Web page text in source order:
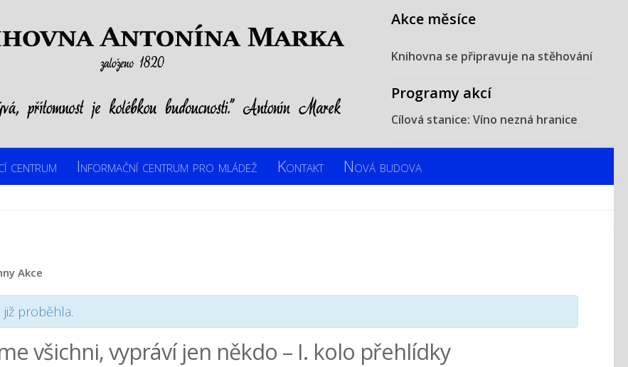
Akce měsíce
Knihovna se připravuje na stěhování
Programy akcí
Cílová stanice: Víno nezná hranice
centrum Informační centrum pro mládež Kontakt Nová budova
Akce
již proběhla.
všichni, vypráví jen někdo – I. kolo přehlídky